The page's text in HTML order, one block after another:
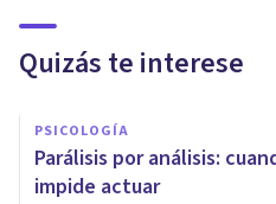
Quizás te interese
PSICOLOGÍA
Parálisis por análisis:
impide actuar